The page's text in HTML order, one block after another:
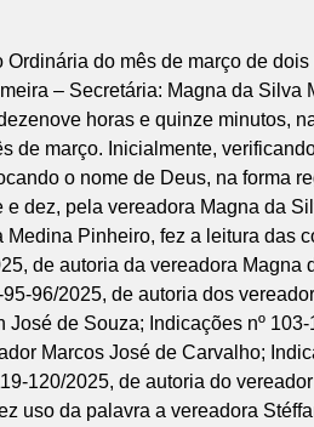
Ordinária do mês de março de
– Secretária: Magna da
horas e quinze minutos,
de março. Inicialmente,
o nome de Deus, na forma
e dez, pela vereadora Magna da
Medina Pinheiro, fez a leitura das
de autoria da vereadora
95-96/2025, de autoria dos
José de Souza; Indicações nº
Marcos José de Carvalho;
120/2025, de autoria do
uso da palavra a vereadora